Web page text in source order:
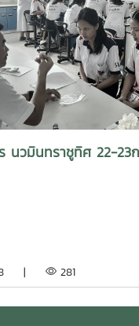
นวมินทราชูทิศ 22-23
| 281
ติ